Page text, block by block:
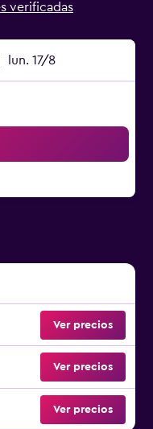
verificadas
lun. 17/8
Ver precios
Ver precios
Ver precios